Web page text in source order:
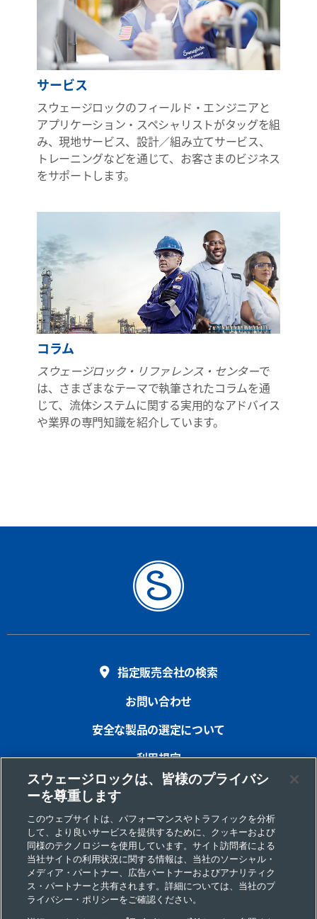
サービス
スウェージロックのフィールド・エンジニアと
アプリケーション・スペシャリストがタッグを組
み、現地サービス、設計／組み立てサービス、
トレーニングなどを通じて、お客さまのビジネス
をサポートします。
コラム
スウェージロック・リファレンス・センターで
は、さまざまなテーマで執筆されたコラムを通
じて、流体システムに関する実用的なアドバイス
や業界の専門知識を紹介しています。
指定販売会社の検索
お問い合わせ
安全な製品の選定について
利用規定
プライバシー
インプリント
サイトマップ
Cookie 優先設定
個人情報の取り扱いについて
スウェージロックは、皆様のプライバシ
ーを尊重します
このウェブサイトは、パフォーマンスやトラフィックを分析
して、より良いサービスを提供するために、クッキーおよび
同様のテクノロジーを使用しています。サイト訪問者による
当社サイトの利用状況に関する情報は、当社のソーシャル・
メディア・パートナー、広告パートナーおよびアナリティク
ス・パートナーと共有されます。詳細については、当社のプ
ライバシー・ポリシーをご確認ください。